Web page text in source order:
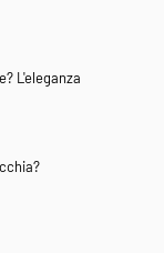
L'eleganza